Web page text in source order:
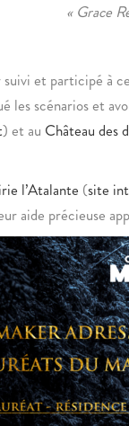
« Grace
suivi et participé à
les scénarios et
) et au Château des
l’Atalante (site
aide précieuse